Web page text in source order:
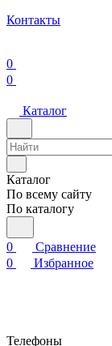
Контакты
0
0
Каталог
Каталог
По всему сайту
По каталогу
0
Сравнение
0
Избранное
Телефоны